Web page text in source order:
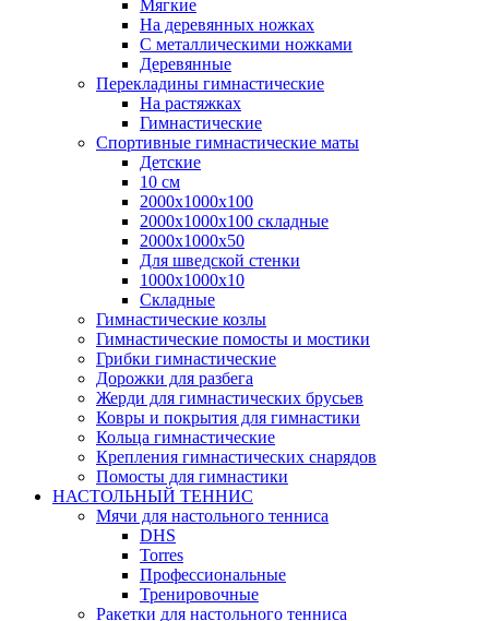
Мягкие
На деревянных ножках
С металлическими ножками
Деревянные
Перекладины гимнастические
На растяжках
Гимнастические
Спортивные гимнастические маты
Детские
10 см
2000х1000х100
2000х1000х100 складные
2000х1000х50
Для шведской стенки
1000х1000х10
Складные
Гимнастические козлы
Гимнастические помосты и мостики
Грибки гимнастические
Дорожки для разбега
Жерди для гимнастических брусьев
Ковры и покрытия для гимнастики
Кольца гимнастические
Крепления гимнастических снарядов
Помосты для гимнастики
НАСТОЛЬНЫЙ ТЕННИС
Мячи для настольного тенниса
DHS
Torres
Профессиональные
Тренировочные
Ракетки для настольного тенниса